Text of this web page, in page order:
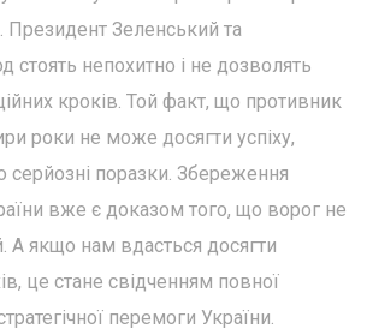
Президент Зеленський та
стоять непохитно і не дозволять
кроків. Той факт, що противник
роки не може досягти успіху,
серйозні поразки. Збереження
вже є доказом того, що ворог не
А якщо нам вдасться досягти
це стане свідченням повної
перемоги України.